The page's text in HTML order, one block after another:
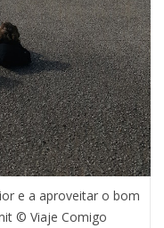
e a aproveitar o bom
© Viaje Comigo